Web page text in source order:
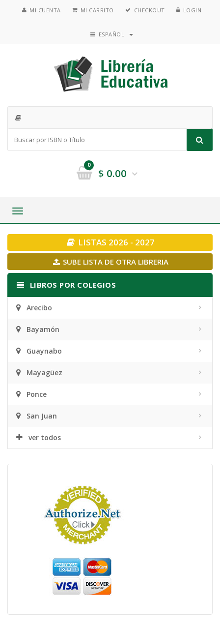
MI CUENTA MI CARRITO CHECKOUT LOGIN
ESPAÑOL
0
$ 0.00
Toggle
LISTAS 2026 - 2027
SUBE LISTA DE OTRA LIBRERIA
LIBROS POR COLEGIOS
Arecibo
Bayamón
Guaynabo
Mayagüez
Ponce
San Juan
ver todos